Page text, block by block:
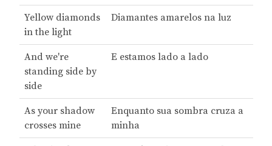
Yellow diamonds
in the light
Diamantes amarelos na luz
And we're
standing side by
side
E estamos lado a lado
As your shadow
crosses mine
Enquanto sua sombra cruza a
minha